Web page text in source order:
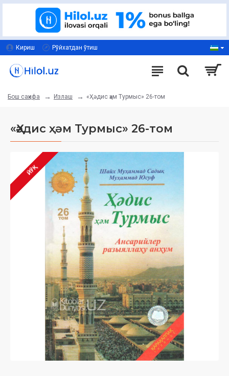
Кириш Рўйхатдан ўтиш
Бош саҳифа Излаш «Ҳәдис ҳәм Турмыс» 26-том
«Ҳәдис ҳәм Турмыс» 26-том
ЙЎҚ